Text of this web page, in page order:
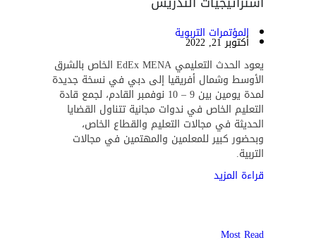
المؤتمرات التربوية
أكتوبر 21, 2022
يعود الحدث التعليمي EdEx MENA الخاص بالشرق
الأوسط وشمال أفريقيا إلى دبي في نسخة جديدة
لمدة يومين بين 9 – 10 نوفمبر القادم، لجمع قادة
التعليم الخاص في ندوات مجانية تتناول القضايا
الحديثة في مجالات التعليم والقطاع الخاص،
وبحضور كبير للمعلمين والمهتمين في مجالات
التربية.
قراءة المزيد
Most Read